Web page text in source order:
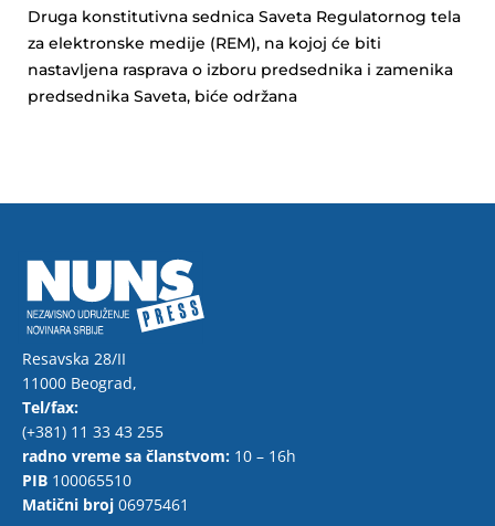
Druga konstitutivna sednica Saveta Regulatornog tela
za elektronske medije (REM), na kojoj će biti
nastavljena rasprava o izboru predsednika i zamenika
predsednika Saveta, biće održana
Resavska 28/II
11000 Beograd,
Tel/fax:
(+381) 11 33 43 255
radno vreme sa članstvom: 10 – 16h
PIB 100065510
Matični broj 06975461